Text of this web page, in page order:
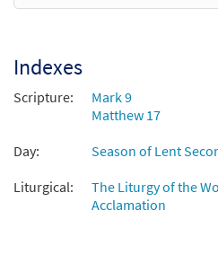
Indexes
Scripture:
Mark 9
Matthew 17
Day:
Season of Lent
Liturgical:
The Liturgy of the
Acclamation